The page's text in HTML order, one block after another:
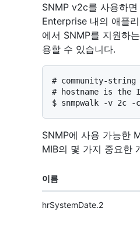
SNMP v2c를 사용하
Enterprise 내의 애플
에서 SNMP를 지원하
용할 수 있습니다.
# community-
# hostname is the
$ snmpwalk -v 2c -c
SNMP에 사용 가능한
MIB의 몇 가지 중요한
이름
hrSystemDate.2